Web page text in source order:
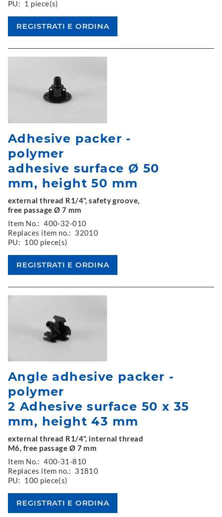
PU: 1 piece(s)
Adhesive packer -
polymer
adhesive surface Ø 50
mm, height 50 mm
external thread R1/4", safety groove,
free passage Ø 7 mm
Item No.: 400-32-010
Replaces item no.: 32010
PU: 100 piece(s)
Angle adhesive packer -
polymer
2 Adhesive surface 50 x 35
mm, height 43 mm
external thread R1/4", internal thread
M6, free passage Ø 7 mm
Item No.: 400-31-810
Replaces item no.: 31810
PU: 100 piece(s)